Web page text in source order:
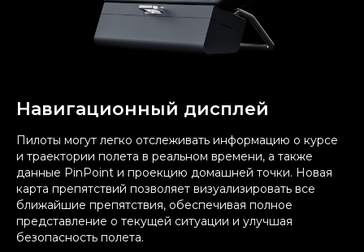
Навигационный дисплей
Пилоты могут легко отслеживать информацию о курсе
и траектории полета в реальном времени, а также
данные PinPoint и проекцию домашней точки. Новая
карта препятствий позволяет визуализировать все
ближайшие препятствия, обеспечивая полное
представление о текущей ситуации и улучшая
безопасность полета.